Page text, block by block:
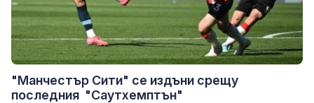
"Манчестър Сити" се издъни срещу
последния "Саутхемптън"